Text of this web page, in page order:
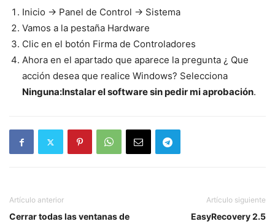
Inicio -> Panel de Control -> Sistema
Vamos a la pestaña Hardware
Clic en el botón Firma de Controladores
Ahora en el apartado que aparece la pregunta ¿ Que
acción desea que realice Windows? Selecciona
Ninguna:Instalar el software sin pedir mi aprobación.
Artículo anterior
Cerrar todas las ventanas de
Artículo siguiente
EasyRecovery 2.5